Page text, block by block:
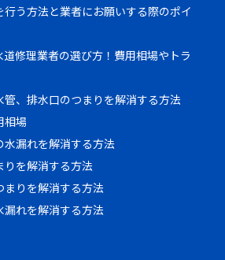
行う方法と業者にお願いする際のポイ
修理業者の選び方！費用相場やトラ
管、排水口のつまりを解消する方法
相場
水漏れを解消する方法
りを解消する方法
まりを解消する方法
漏れを解消する方法